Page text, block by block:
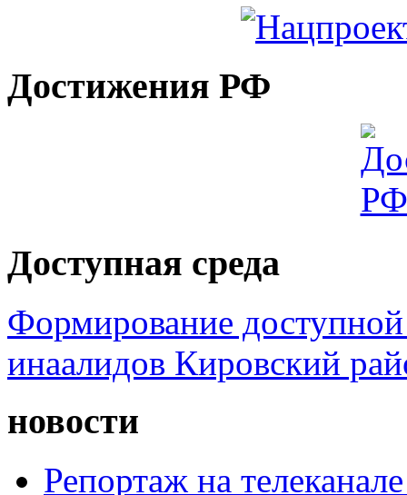
Достижения РФ
Доступная среда
Формирование доступной
инаалидов Кировский
новости
Репортаж на